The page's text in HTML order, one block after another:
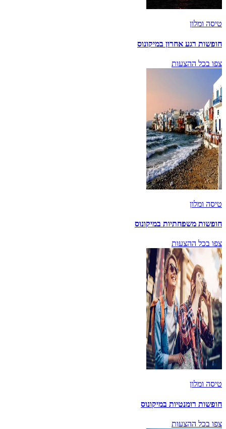
טיסה ומלון
חופשות רגע אחרון במיקונוס
צפו בכל ההצעות
טיסה ומלון
חופשות משפחתיות במיקונוס
צפו בכל ההצעות
טיסה ומלון
חופשות רומנטיות במיקונוס
צפו בכל ההצעות